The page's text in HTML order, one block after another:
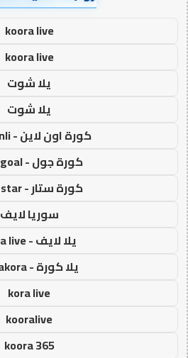
koora live
koora live
يلا شوت
يلا شوت
كورة اون لاين - kora onli
كورة جول - kora goal
كورة ستار - kora star
سوريا لايف
يلا لايف - yalla live
يلا كورة - yallakora
kora live
kooralive
koora 365